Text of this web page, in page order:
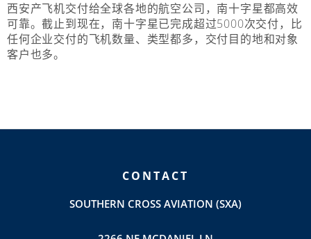
西安产飞机交付给全球各地的航空公司，南十字星都高效
可靠。截止到现在，南十字星已完成超过5000次交付，比
任何企业交付的飞机数量、类型都多，交付目的地和对象
客户也多。
CONTACT
SOUTHERN CROSS AVIATION (SXA)